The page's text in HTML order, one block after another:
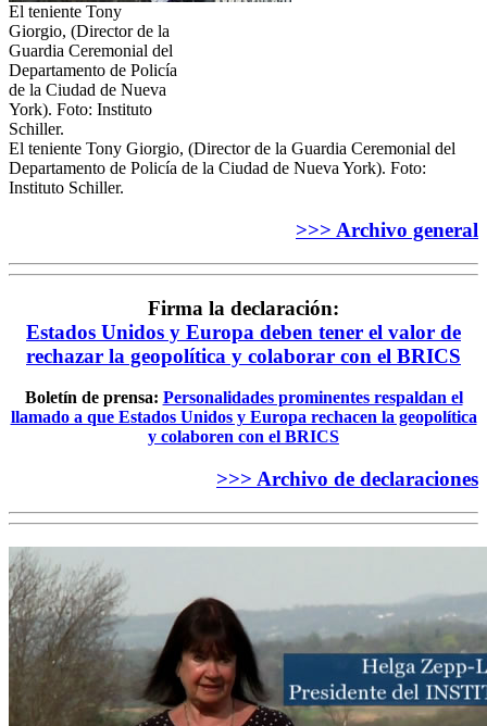
El teniente Tony
Giorgio, (Director de la
Guardia Ceremonial del
Departamento de Policía
de la Ciudad de Nueva
York). Foto: Instituto
Schiller.
El teniente Tony Giorgio, (Director de la Guardia Ceremonial del
Departamento de Policía de la Ciudad de Nueva York). Foto:
Instituto Schiller.
>>> Archivo general
Firma la declaración:
Estados Unidos y Europa deben tener el valor de
rechazar la geopolítica y colaborar con el BRICS
Boletín de prensa: Personalidades prominentes respaldan el
llamado a que Estados Unidos y Europa rechacen la geopolítica
y colaboren con el BRICS
>>> Archivo de declaraciones